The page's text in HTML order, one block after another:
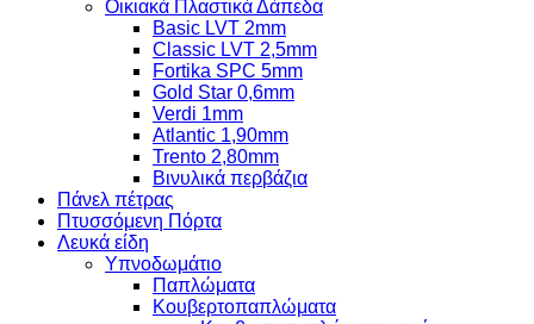
Οικιακά Πλαστικά Δάπεδα
Basic LVT 2mm
Classic LVT 2,5mm
Fortika SPC 5mm
Gold Star 0,6mm
Verdi 1mm
Atlantic 1,90mm
Trento 2,80mm
Βινυλικά περβάζια
Πάνελ πέτρας
Πτυσσόμενη Πόρτα
Λευκά είδη
Υπνοδωμάτιο
Παπλώματα
Κουβερτοπαπλώματα